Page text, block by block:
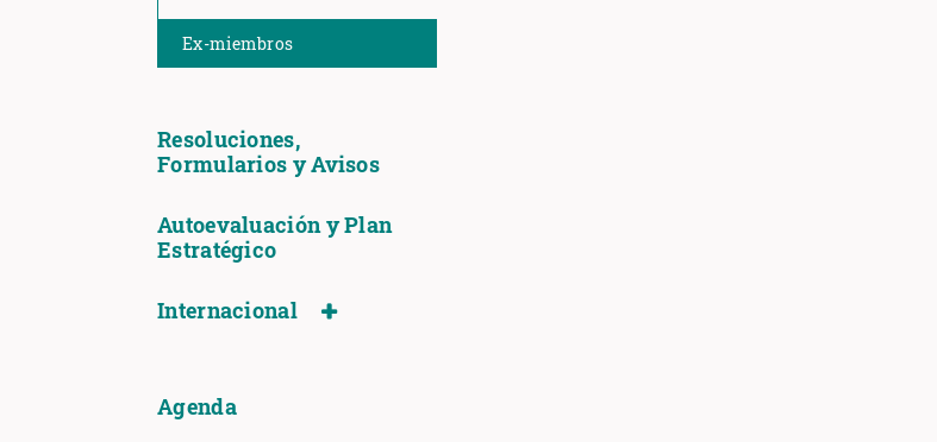
Ex-miembros
Resoluciones,
Formularios y Avisos
Autoevaluación y Plan
Estratégico
Internacional
Agenda